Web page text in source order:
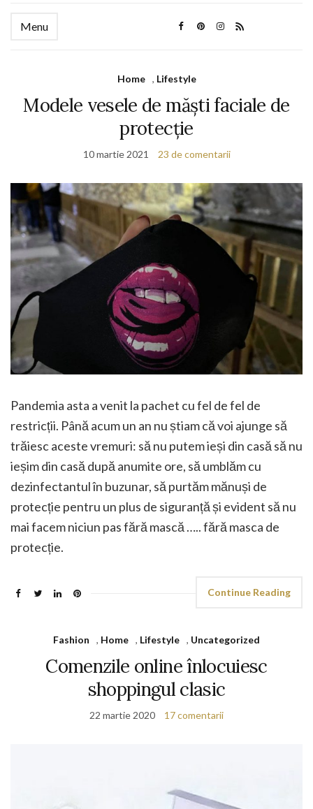
Menu
Home , Lifestyle
Modele vesele de măști faciale de
protecție
10 martie 2021 23 de comentarii
Pandemia asta a venit la pachet cu fel de fel de
restricții. Până acum un an nu știam că voi ajunge să
trăiesc aceste vremuri: să nu putem ieși din casă să nu
ieșim din casă după anumite ore, să umblăm cu
dezinfectantul în buzunar, să purtăm mănuși de
protecție pentru un plus de siguranță și evident să nu
mai facem niciun pas fără mască ….. fără masca de
protecție.
Continue Reading
Fashion , Home , Lifestyle , Uncategorized
Comenzile online înlocuiesc
shoppingul clasic
22 martie 2020 17 comentarii